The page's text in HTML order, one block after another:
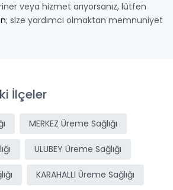
veya hizmet arıyorsanız, lütfen
; size yardımcı olmaktan memnuniyet
İlçeler
MERKEZ Üreme Sağlığı
ULUBEY Üreme Sağlığı
KARAHALLI Üreme Sağlığı